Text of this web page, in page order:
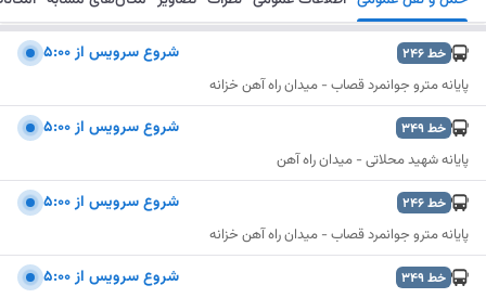
مسیریابی ذخیره ارسال
خط246 شروع سرويس از 5:00
پایانه مترو جوانمرد قصاب - میدان راه آهن خزانه
خط349 شروع سرويس از 5:00
پایانه شهید محلاتی - میدان راه آهن
خط246 شروع سرويس از 5:00
پایانه مترو جوانمرد قصاب - میدان راه آهن خزانه
خط349 شروع سرويس از 5:00